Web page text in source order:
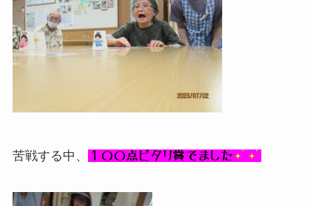
苦戦する中、 １００点ピタリ賞でました